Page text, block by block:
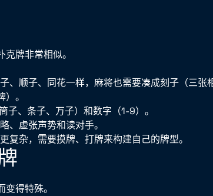
牌非常相似。
、顺子、同花一样，麻将也需要凑成刻子（三张
。
子、条子、万子）和数字（1-9）。
、虚张声势和读对手。
复杂，需要摸牌、打牌来构建自己的牌型。
得特殊。